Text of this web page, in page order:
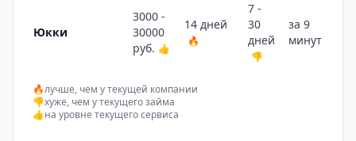
Юкки
3000 -
30000
руб. 👍
14 дней
🔥
7 -
30
дней
👎
за 9
минут
🔥лучше, чем у текущей компании
👎хуже, чем у текущего займа
👍на уровне текущего сервиса